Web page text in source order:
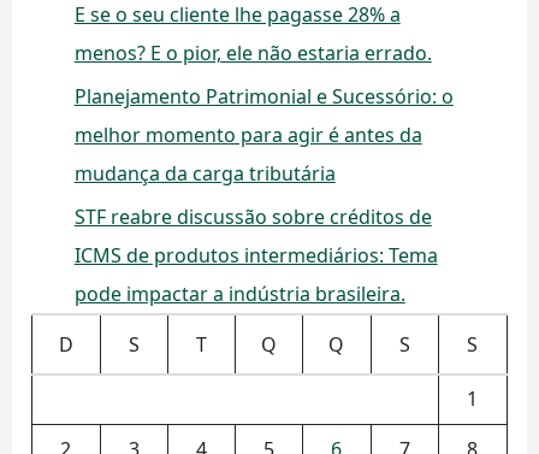
E se o seu cliente lhe pagasse 28% a
menos? E o pior, ele não estaria errado.
Planejamento Patrimonial e Sucessório: o
melhor momento para agir é antes da
mudança da carga tributária
STF reabre discussão sobre créditos de
ICMS de produtos intermediários: Tema
pode impactar a indústria brasileira.
D S T Q Q S S
1